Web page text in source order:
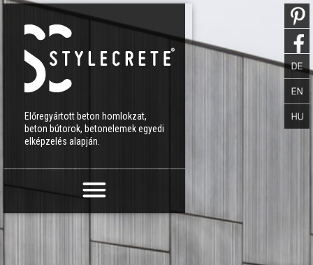
Előregyártott beton homlokzat,
beton bútorok, betonelemek egyedi
elképzelés alapján.